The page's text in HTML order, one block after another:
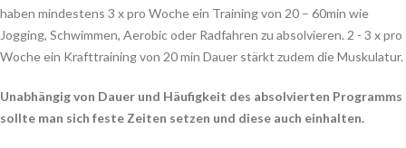
haben mindestens 3 x pro Woche ein Training von 20 – 60min wie
Jogging, Schwimmen, Aerobic oder Radfahren zu absolvieren. 2 - 3 x pro
Woche ein Krafttraining von 20 min Dauer stärkt zudem die Muskulatur.
Unabhängig von Dauer und Häufigkeit des absolvierten Programms
sollte man sich feste Zeiten setzen und diese auch einhalten.